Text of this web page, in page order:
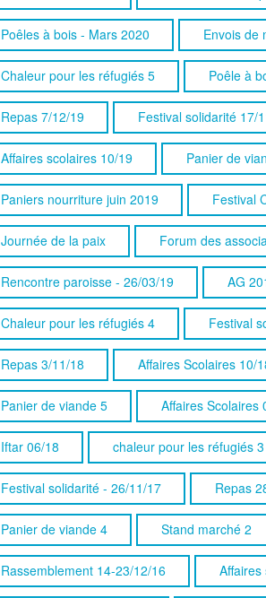
Poêles à bois - Mars 2020 Envois de
Chaleur pour les réfugiés 5 Poêle à
Repas 7/12/19 Festival solidarité 17/
Affaires scolaires 10/19 Panier de
Paniers nourriture juin 2019 Festival
Journée de la paix Forum des
Rencontre paroisse - 26/03/19 AG
Chaleur pour les réfugiés 4 Festival
Repas 3/11/18 Affaires Scolaires 10/
Panier de viande 5 Affaires Scolaires
Iftar 06/18 chaleur pour les réfugiés 3
Festival solidarité - 26/11/17 Repas
Panier de viande 4 Stand marché 2
Rassemblement 14-23/12/16 Affaires